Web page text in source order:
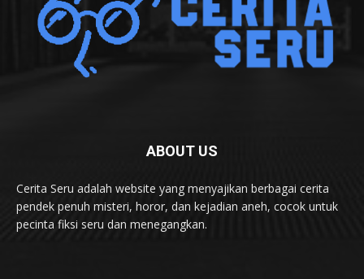
ABOUT US
Cerita Seru adalah website yang menyajikan berbagai cerita
pendek penuh misteri, horor, dan kejadian aneh, cocok untuk
pecinta fiksi seru dan menegangkan.